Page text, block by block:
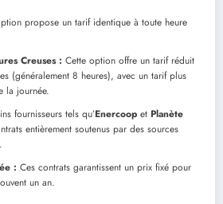
propose un tarif identique à toute heure
Creuses : Cette option offre un tarif réduit
(généralement 8 heures), avec un tarif plus
la journée.
fournisseurs tels qu’Enercoop et Planète
entièrement soutenus par des sources
: Ces contrats garantissent un prix fixé pour
un an.